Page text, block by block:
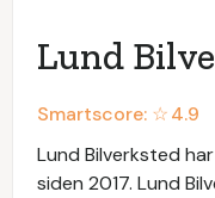
Lund
Smartscore: ☆4.9
Lund Bilverksted
siden 2017. Lund